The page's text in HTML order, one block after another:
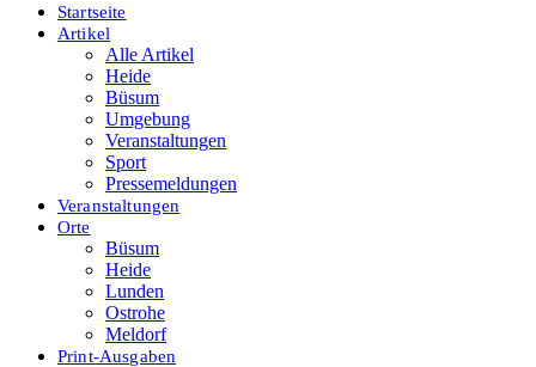
Startseite
Artikel
Alle Artikel
Heide
Büsum
Umgebung
Veranstaltungen
Sport
Pressemeldungen
Veranstaltungen
Orte
Büsum
Heide
Lunden
Ostrohe
Meldorf
Print-Ausgaben